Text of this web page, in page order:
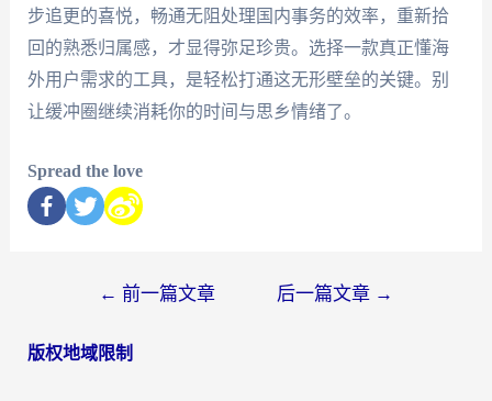
步追更的喜悦，畅通无阻处理国内事务的效率，重新拾
回的熟悉归属感，才显得弥足珍贵。选择一款真正懂海
外用户需求的工具，是轻松打通这无形壁垒的关键。别
让缓冲圈继续消耗你的时间与思乡情绪了。
Spread the love
← 前一篇文章 后一篇文章 →
版权地域限制